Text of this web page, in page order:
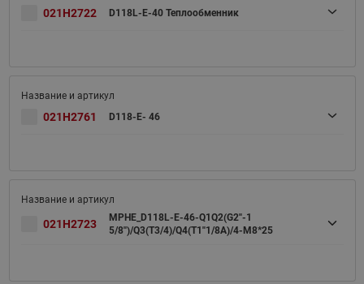
021H2722 D118L-E-40 Теплообменник
021H2761 D118-E- 46
021H2723
MPHE_D118L-E-46-Q1Q2(G2''-1
5/8'')/Q3(T3/4)/Q4(T1''1/8A)/4-M8*25